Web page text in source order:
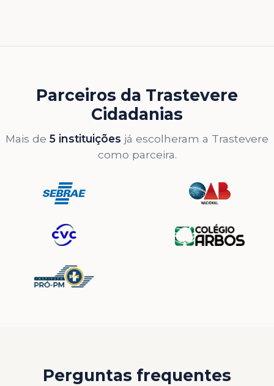
Parceiros da Trastevere
Cidadanias
Mais de 5 instituições já escolheram a Trastevere
como parceira.
Perguntas frequentes